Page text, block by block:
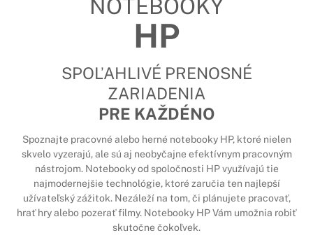
NOTEBOOKY
HP
SPOĽAHLIVÉ PRENOSNÉ
ZARIADENIA
PRE KAŽDÉNO
Spoznajte pracovné alebo herné notebooky HP, ktoré nielen
skvelo vyzerajú, ale sú aj neobyčajne efektívnym pracovným
nástrojom. Notebooky od spoločnosti HP využívajú tie
najmodernejšie technológie, ktoré zaručia ten najlepší
užívateľský zážitok. Nezáleží na tom, či plánujete pracovať,
hrať hry alebo pozerať filmy. Notebooky HP Vám umožnia robiť
skutočne čokoľvek.